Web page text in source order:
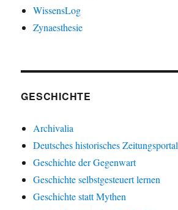
WissensLog
Zynaesthesie
GESCHICHTE
Archivalia
Deutsches historisches Zeitungsportal
Geschichte der Gegenwart
Geschichte selbstgesteuert lernen
Geschichte statt Mythen